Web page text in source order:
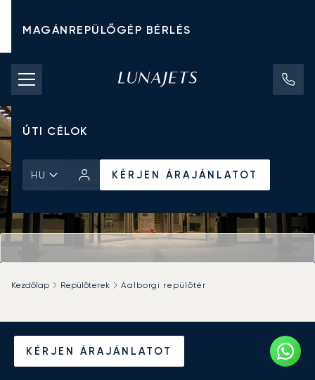
MAGÁNREPÜLŐGÉP BÉRLÉS
CHARTER ÁRAK
MAGÁNREPÜLŐGÉPEK
ÚTI CÉLOK
HU KÉRJEN ÁRAJÁNLATOT
KÉRJEN ÁRAJÁNLATOT
Kezdőlap Repülőterek Aalborgi repülőtér
Magánrepülőgép bérlése
az Aalborgi repülőtérre